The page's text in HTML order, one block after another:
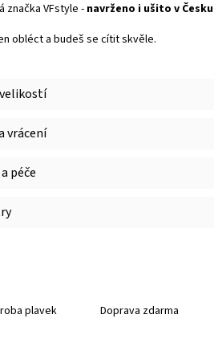
vrácení
péče
plavek Doprava zdarma
značka VFstyle - navrženo i ušito v Česku
obléct a budeš se cítit skvěle.